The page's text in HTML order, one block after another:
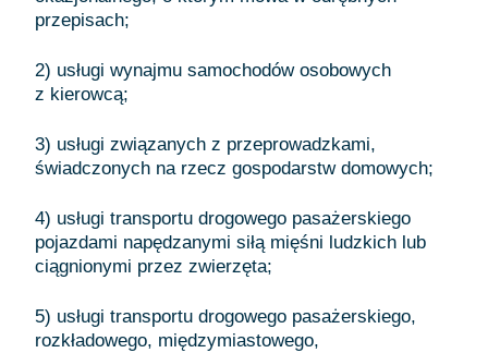
przepisach;
2) usługi wynajmu samochodów osobowych
z kierowcą;
3) usługi związanych z przeprowadzkami,
świadczonych na rzecz gospodarstw domowych;
4) usługi transportu drogowego pasażerskiego
pojazdami napędzanymi siłą mięśni ludzkich lub
ciągnionymi przez zwierzęta;
5) usługi transportu drogowego pasażerskiego,
rozkładowego, międzymiastowego,